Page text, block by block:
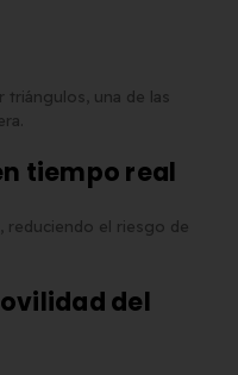
triángulos, una de las
tiempo real
reduciendo el riesgo de
del